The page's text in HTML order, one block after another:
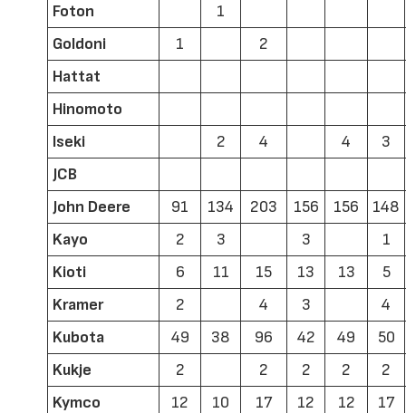
Foton
1
Goldoni
1
2
Hattat
Hinomoto
Iseki
2 4 4
3
JCB
John Deere
91 134 203 156 156
148
Kayo
2 3 3
1
Kioti
6 11 15 13 13
5
Kramer
2 4 3
4
Kubota
49 38 96 42 49
50
Kukje
2 2 2 2
2
Kymco
12 10 17 12 12
17